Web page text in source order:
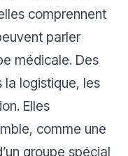
comprennent
parler
médicale. Des
la logistique, les
Elles
comme une
groupe spécial